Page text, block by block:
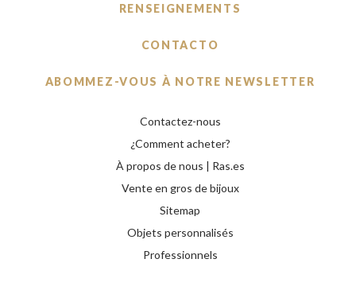
RENSEIGNEMENTS
CONTACTO
ABOMMEZ-VOUS À NOTRE NEWSLETTER
Contactez-nous
¿Comment acheter?
À propos de nous | Ras.es
Vente en gros de bijoux
Sitemap
Objets personnalisés
Professionnels